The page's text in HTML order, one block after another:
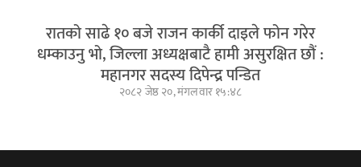
रातको साढे १० बजे राजन कार्की दाइले फोन गरेर
धम्काउनु भो, जिल्ला अध्यक्षबाटै हामी असुरक्षित छौं :
महानगर सदस्य दिपेन्द्र पन्डित
२०८२ जेष्ठ २०, मंगलवार १५:४८